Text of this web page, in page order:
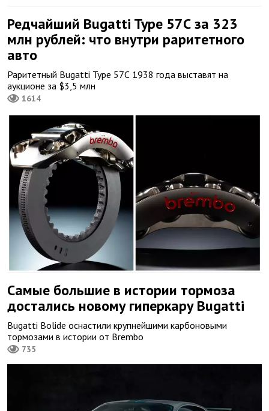
Редчайший Bugatti Type 57С за 323
млн рублей: что внутри раритетного
авто
Раритетный Bugatti Type 57С 1938 года выставят на
аукционе за $3,5 млн
1614
Самые большие в истории тормоза
достались новому гиперкару Bugatti
Bugatti Bolide оснастили крупнейшими карбоновыми
тормозами в истории от Brembo
735